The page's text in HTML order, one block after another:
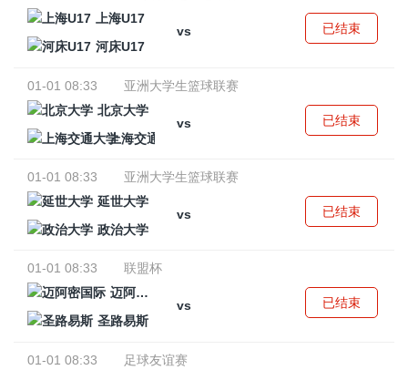
上海U17
vs
河床U17
已结束
01-01 08:33
亚洲大学生篮球联赛
北京大学
vs
上海交通大学
已结束
01-01 08:33
亚洲大学生篮球联赛
延世大学
vs
政治大学
已结束
01-01 08:33
联盟杯
迈阿密国际
vs
圣路易斯
已结束
01-01 08:33
足球友谊赛